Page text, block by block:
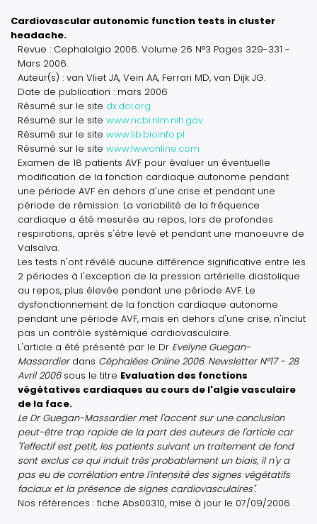
Cardiovascular autonomic function tests in cluster
headache.
Revue : Cephalalgia 2006. Volume 26 N°3 Pages 329-331 -
Mars 2006.
Auteur(s) : van Vliet JA, Vein AA, Ferrari MD, van Dijk JG.
Date de publication : mars 2006
Résumé sur le site dx.doi.org
Résumé sur le site www.ncbi.nlm.nih.gov
Résumé sur le site www.lib.bioinfo.pl
Résumé sur le site www.lwwonline.com
Examen de 18 patients AVF pour évaluer un éventuelle
modification de la fonction cardiaque autonome pendant
une période AVF en dehors d'une crise et pendant une
période de rémission. La variabilité de la fréquence
cardiaque a été mesurée au repos, lors de profondes
respirations, après s'être levé et pendant une manoeuvre de
Valsalva.
Les tests n'ont révélé aucune différence significative entre les
2 périodes à l'exception de la pression artérielle diastolique
au repos, plus élevée pendant une période AVF. Le
dysfonctionnement de la fonction cardiaque autonome
pendant une période AVF, mais en dehors d'une crise, n'inclut
pas un contrôle systèmique cardiovasculaire.
L'article a été présenté par le Dr Evelyne Guegan-
Massardierdans Céphalées Online 2006. Newsletter N°17 - 28
Avril 2006sous le titre Evaluation des fonctions
végétatives cardiaques au cours de l'algie vasculaire
de la face.
Le Dr Guegan-Massardier met l'accent sur une conclusion
peut-être trop rapide de la part des auteurs de l'article car
"l'effectif est petit, les patients suivant un traitement de fond
sont exclus ce qui induit très probablement un biais, il n'y a
pas eu de corrélation entre l'intensité des signes végétatifs
faciaux et la présence de signes cardiovasculaires".
Nos références : fiche Abs00310, mise à jour le 07/09/2006